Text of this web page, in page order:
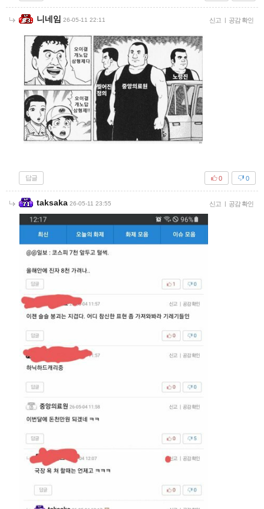
니네임 26-05-11 22:11 신고 | 공감 확인
답글 0
0
taksaka 26-05-11 23:55 신고 | 공감 확인